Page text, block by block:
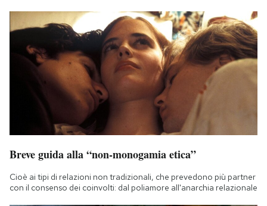
Breve guida alla “non-monogamia etica”
Cioè ai tipi di relazioni non tradizionali, che prevedono più partner
con il consenso dei coinvolti: dal poliamore all'anarchia relazionale